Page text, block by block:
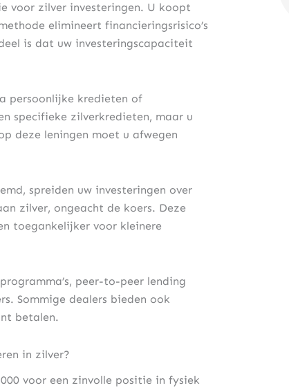
voor zilver investeringen. U koopt
elimineert financieringsrisico’s
is dat uw investeringscapaciteit
persoonlijke kredieten of
specifieke zilverkredieten, maar u
deze leningen moet u afwegen
spreiden uw investeringen over
zilver, ongeacht de koers. Deze
toegankelijker voor kleinere
peer-to-peer lending
Sommige dealers bieden ook
betalen.
in zilver?
voor een zinvolle positie in fysiek